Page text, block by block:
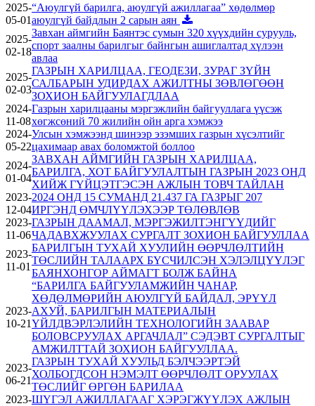
2025-
05-01
“Аюулгүй барилга, аюулгүй ажиллагаа” хөдөлмөр
аюулгүй байдлын 2 сарын аян
2025-
02-18
Завхан аймгийн Баянтэс сумын 320 хүүхдийн сурууль,
спорт заалны барилгыг байнгын ашиглалтад хүлээн
авлаа
2025-
02-03
ГАЗРЫН ХАРИЛЦАА, ГЕОДЕЗИ, ЗУРАГ ЗҮЙН
САЛБАРЫН УДИРДАХ АЖИЛТНЫ ЗӨВЛӨГӨӨН
ЗОХИОН БАЙГУУЛАГДЛАА
2024-
11-08
Газрын харилцааны мэргэжлийн байгууллага үүсэж
хөгжсөний 70 жилийн ойн арга хэмжээ
2024-
05-22
Улсын хэмжээнд шинээр эзэмших газрын хүсэлтийг
цахимаар авах боломжтой боллоо
2024-
01-04
ЗАВХАН АЙМГИЙН ГАЗРЫН ХАРИЛЦАА,
БАРИЛГА, ХОТ БАЙГУУЛАЛТЫН ГАЗРЫН 2023 ОНД
ХИЙЖ ГҮЙЦЭТГЭСЭН АЖЛЫН ТОВЧ ТАЙЛАН
2023-
12-04
2024 ОНД 15 СУМАНД 21.437 ГА ГАЗРЫГ 207
ИРГЭНД ӨМЧЛҮҮЛЭХЭЭР ТӨЛӨВЛӨВ
2023-
11-06
ГАЗРЫН ДААМАЛ, МЭРГЭЖИЛТЭНГҮҮДИЙГ
ЧАДАВХЖУУЛАХ СУРГАЛТ ЗОХИОН БАЙГУУЛЛАА
2023-
11-01
БАРИЛГЫН ТУХАЙ ХУУЛИЙН ӨӨРЧЛӨЛТИЙН
ТӨСЛИЙН ТАЛААРХ БҮСЧИЛСЭН ХЭЛЭЛЦҮҮЛЭГ
БАЯНХОНГОР АЙМАГТ БОЛЖ БАЙНА
2023-
10-21
“БАРИЛГА БАЙГУУЛАМЖИЙН ЧАНАР,
ХӨДӨЛМӨРИЙН АЮУЛГҮЙ БАЙДАЛ, ЭРҮҮЛ
АХУЙ, БАРИЛГЫН МАТЕРИАЛЫН
ҮЙЛДВЭРЛЭЛИЙН ТЕХНОЛОГИЙН ЗААВАР
БОЛОВСРУУЛАХ АРГАЧЛАЛ” СЭДЭВТ СУРГАЛТЫГ
АМЖИЛТТАЙ ЗОХИОН БАЙГУУЛЛАА.
2023-
06-21
ГАЗРЫН ТУХАЙ ХУУЛЬД БЭЛЧЭЭРТЭЙ
ХОЛБОГДСОН НЭМЭЛТ ӨӨРЧЛӨЛТ ОРУУЛАХ
ТӨСЛИЙГ ӨРГӨН БАРИЛАА
2023-ШҮГЭЛ АЖИЛЛАГААГ ХЭРЭГЖҮҮЛЭХ АЖЛЫН